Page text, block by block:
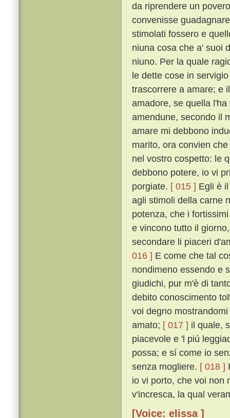
da riprendere un
convenisse
stimolati fossero e
niuna cosa che a' suoi
niuno. Per la quale
le dette cose in
trascorrere a amare; e
amadore, se quella
amendune, secondo il
amare mi debbono
marito, ora convien
nel vostro cospetto: le
debbono potere, io vi
porgiate. [ 015 ] Egli è
agli stimoli della carne
potenza, che i
e vincono tutto il
secondare li piaceri
016 ] E come che tal
nondimeno essendo e
giudichi, pur m'è di
debito conoscimento
voi degno
amato; [ 017 ] il quale,
piacevole e 'l piú
possa; e sí come io
senza mogliere. [ 018 ]
io vi porto, che voi non
v'incresca, la qual
[Voice: elissa ]